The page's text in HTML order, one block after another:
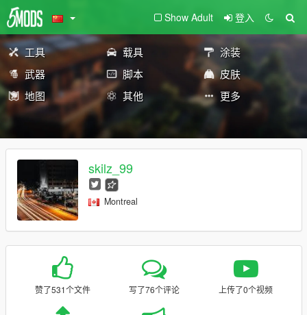
Show Adult 登入
工具 载具
涂装
武器
脚本
皮肤
地图
其他 更多
skilz_99
Montreal
赞了531个文件 写了76个评论 上传了0个视频